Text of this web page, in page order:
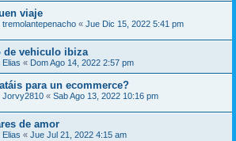
viaje
tremolantepenacho « Jue Dic 15, 2022 5:41 pm
de vehiculo ibiza
Elias « Dom Ago 14, 2022 2:57 pm
para un ecommerce?
Jorvy2810 « Sab Ago 13, 2022 10:16 pm
de amor
Elias « Jue Jul 21, 2022 4:15 am